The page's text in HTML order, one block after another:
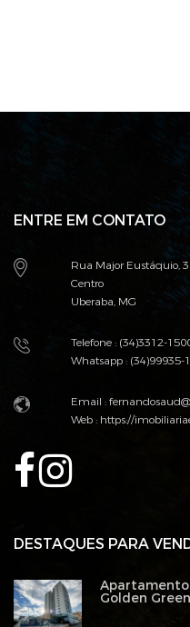
ENTRE EM CONTATO
Rua Major Eustáquio,
Centro
Uberaba, MG
Telefone : (34)3312-
Whatsapp : (34)99935-
Email :
Web :https://
DESTAQUES PARA
Apartamento
Golden